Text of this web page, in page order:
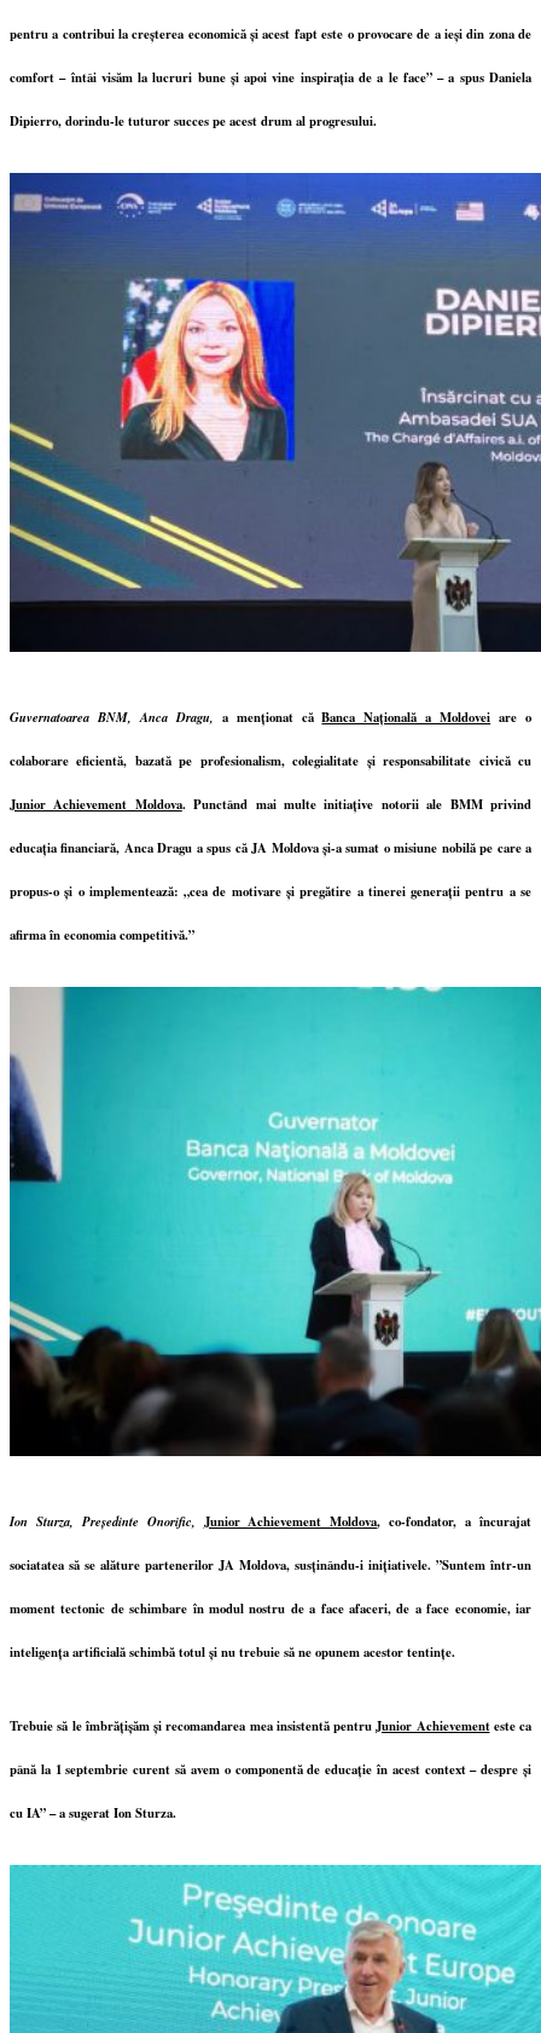
pentru a contribui la creșterea economică și acest fapt este o provocare de a ieși din zona de
comfort – întâi visăm la lucruri bune și apoi vine inspirația de a le face” – a spus Daniela
Dipierro, dorindu-le tuturor succes pe acest drum al progresului.
Guvernatoarea BNM, Anca Dragu, a menționat că Banca Națională a Moldovei are o
colaborare eficientă, bazată pe profesionalism, colegialitate și responsabilitate civică cu
Junior Achievement Moldova.Punctând mai multe initiațive notorii ale BMM privind
educația financiară, Anca Dragu a spus că JA Moldova și-a sumat o misiune nobilă pe care a
propus-o și o implementează: „cea de motivare și pregătire a tinerei generații pentru a se
afirma în economia competitivă.”
Ion Sturza, Președinte Onorific, Junior Achievement Moldova, co-fondator, a încurajat
sociatatea să se alăture partenerilor JA Moldova, susținându-i inițiativele. ”Suntem într-un
moment tectonic de schimbare în modul nostru de a face afaceri, de a face economie, iar
inteligența artificială schimbă totul și nu trebuie să ne opunem acestor tentințe.
Trebuie să le îmbrățișăm și recomandarea mea insistentă pentruJunior Achievementeste ca
până la 1 septembrie curent să avem o componentă de educație în acest context – despre și
cu IA” – a sugerat Ion Sturza.